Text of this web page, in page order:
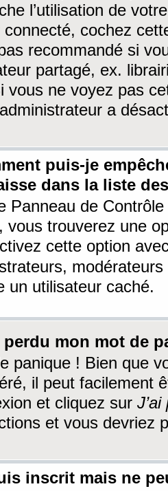
l’utilisation de
connecté, cochez
recommandé si
partagé, ex.
vous ne voyez pas
a
puis-je
dans la liste
Panneau de
vous trouverez une
cette option
un utilisateur caché.
perdu mon mot de
panique ! Bien que
il peut facilement
et cliquez sur
et vous devriez
inscrit mais ne